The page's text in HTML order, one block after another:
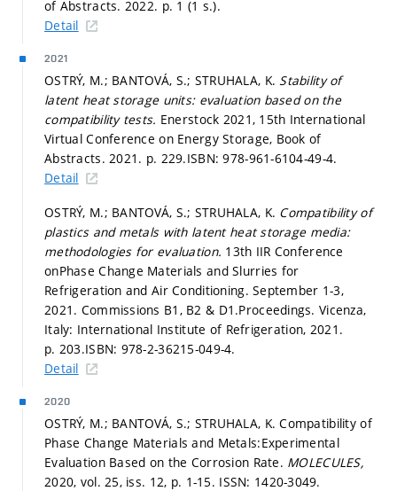
of Abstracts. 2022. p. 1 (1 s.).
Detail
2021
OSTRÝ, M.; BANTOVÁ, S.; STRUHALA, K. Stability of
latent heat storage units: evaluation based on the
compatibility tests. Enerstock 2021, 15th International
Virtual Conference on Energy Storage, Book of
Abstracts. 2021. p. 229.ISBN: 978-961-6104-49-4.
Detail
OSTRÝ, M.; BANTOVÁ, S.; STRUHALA, K. Compatibility of
plastics and metals with latent heat storage media:
methodologies for evaluation. 13th IIR Conference
onPhase Change Materials and Slurries for
Refrigeration and Air Conditioning. September 1-3,
2021. Commissions B1, B2 & D1.Proceedings. Vicenza,
Italy: International Institute of Refrigeration, 2021.
p. 203.ISBN: 978-2-36215-049-4.
Detail
2020
OSTRÝ, M.; BANTOVÁ, S.; STRUHALA, K. Compatibility of
Phase Change Materials and Metals:Experimental
Evaluation Based on the Corrosion Rate. MOLECULES,
2020, vol. 25, iss. 12, p. 1-15. ISSN: 1420-3049.